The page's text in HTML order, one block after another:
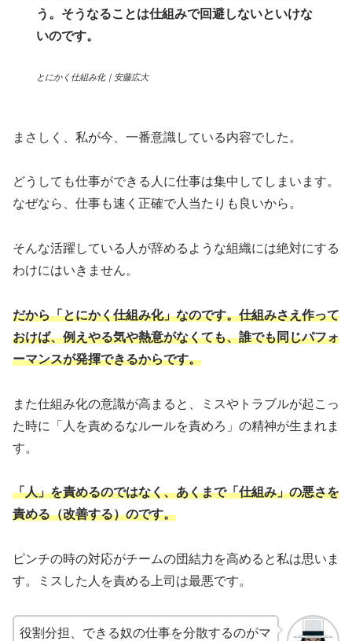
う。そうなることは仕組みで回避しないといけな
いのです。
とにかく仕組み化｜安藤広大
まさしく、私が今、一番意識している内容でした。
どうしても仕事ができる人に仕事は集中してしまいます。
なぜなら、仕事も速く正確で人当たりも良いから。
そんな活躍している人が辞めるような組織には絶対にする
わけにはいきません。
だから「とにかく仕組み化」なのです。仕組みさえ作って
おけば、例えやる気や熱意がなくても、誰でも同じパフォ
ーマンスが発揮できるからです。
また仕組み化の意識が高まると、ミスやトラブルが起こっ
た時に「人を責めるなルールを責めろ」の精神が生まれま
す。
「人」を責めるのではなく、あくまで「仕組み」の悪さを
責める（改善する）のです。
ピンチの時の対応がチームの団結力を高めると私は思いま
す。ミスした人を責める上司は最悪です。
役割分担、できる奴の仕事を分散するのがマ